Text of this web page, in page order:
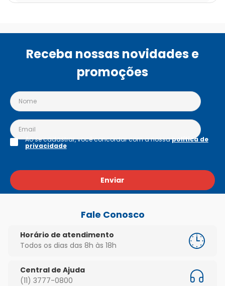
Receba nossas novidades e
promoções
Enviar
Ao se cadastrar, você concordar com a nossapolítica de
privacidade
Fale Conosco
Horário de atendimento
Todos os dias das 8h às 18h
Central de Ajuda
(11) 3777-0800